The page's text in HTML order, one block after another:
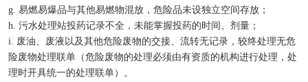
g. 易燃易爆品与其他易燃物混放，危险品未设独立空间存放；
h. 污水处理站投药记录不全，未能掌握投药的时间、剂量；
i. 废油、废液以及其他危险废物的交接、流转无记录，较终处理无危
险废物处理联单（危险废物的处理必须由有资质的机构进行处理，处
理时开具统一的处理联单）。